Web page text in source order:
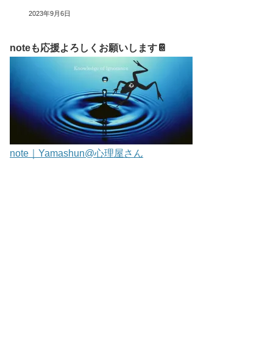
2023年9月6日
noteも応援よろしくお願いします📔
note｜Yamashun@心理屋さん